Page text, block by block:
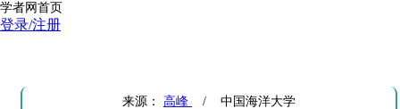
学者网首页
登录/注册
来源： 高峰
/ 中国海洋大学